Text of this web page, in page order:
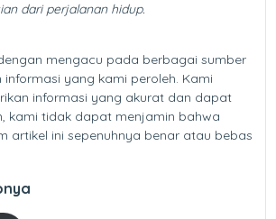
dari perjalanan hidup.
mengacu pada berbagai sumber
yang kami peroleh. Kami
informasi yang akurat dan dapat
kami tidak dapat menjamin bahwa
artikel ini sepenuhnya benar atau bebas